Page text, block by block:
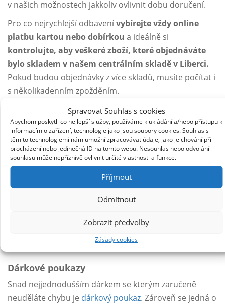
Spravovat Souhlas s cookies
Abychom poskytli co nejlepší služby, používáme k ukládání a/nebo přístupu k
informacím o zařízení, technologie jako jsou soubory cookies. Souhlas s
těmito technologiemi nám umožní zpracovávat údaje, jako je chování při
procházení nebo jedinečná ID na tomto webu. Nesouhlas nebo odvolání
souhlasu může nepříznivě ovlivnit určité vlastnosti a funkce.
Příjmout
Odmítnout
Zobrazit předvolby
Zásady cookies
v našich možnostech jakkoliv ovlivnit dobu doručení.
Pro co nejrychlejší odbavenívybírejte vždy online
platbu kartou nebo dobírkou a ideálně si
kontrolujte, aby veškeré zboží, které objednáváte
bylo skladem v našem centrálním skladě v Liberci.
Pokud budou objednávky z více skladů, musíte počítat i
s několikadenním zpožděním.
Dárkové poukazy
Snad nejjednodušším dárkem se kterým zaručeně
neuděláte chybu je dárkový poukaz. Zároveň se jedná o